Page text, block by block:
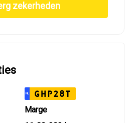
zekerheden
NL GHP28T
Marge